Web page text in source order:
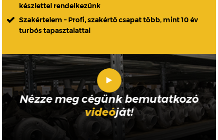
készlettel rendelkezünk
Szakértelem – Profi, szakértő csapat több, mint 10 év
turbós tapasztalattal
Nézze meg cégünk bemutatkozó
videóját!